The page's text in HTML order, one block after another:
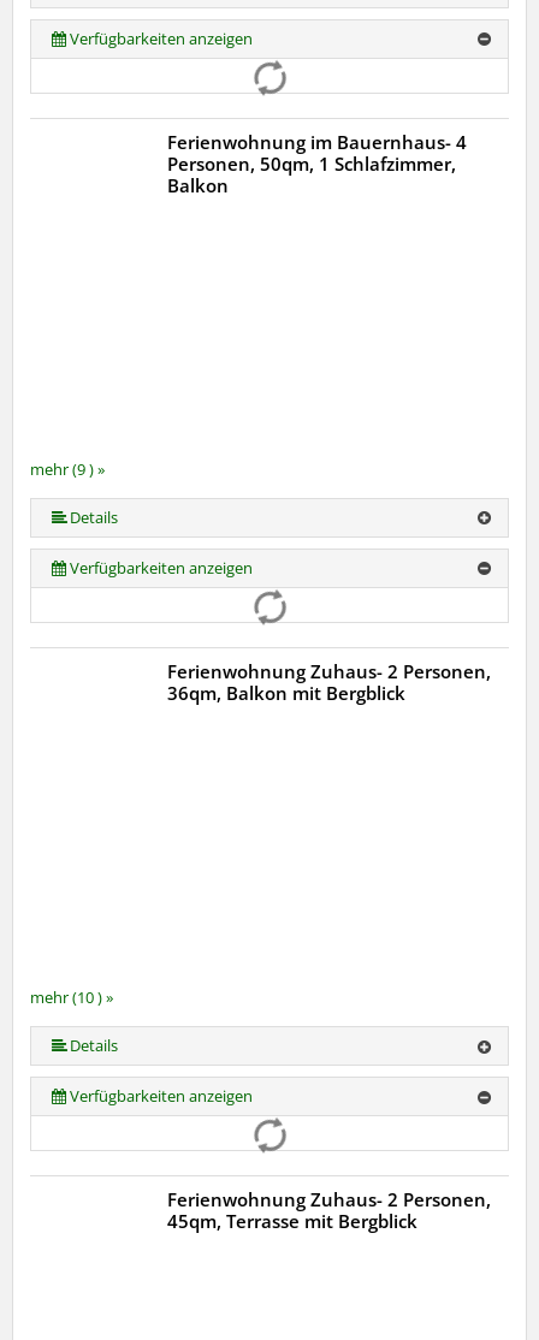
Verfügbarkeiten anzeigen
mehr (9 ) »
mehr (9 ) »
mehr (9 ) »
mehr (9 ) »
mehr (9 ) »
mehr (9 ) »
Ferienwohnung im Bauernhaus- 4
Personen, 50qm, 1 Schlafzimmer,
Balkon
Details
Verfügbarkeiten anzeigen
mehr (10 ) »
mehr (10 ) »
mehr (10 ) »
mehr (10 ) »
mehr (10 ) »
mehr (10 ) »
mehr (10 ) »
Ferienwohnung Zuhaus- 2 Personen,
36qm, Balkon mit Bergblick
Details
Verfügbarkeiten anzeigen
Ferienwohnung Zuhaus- 2 Personen,
45qm, Terrasse mit Bergblick